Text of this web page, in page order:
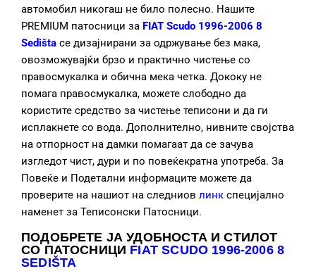
автомобил никогаш не било полесно. Нашите
PREMIUM патосници за FIAT Scudo 1996-2006 8
Sedišta се дизајнирани за одржување без мака,
овозможувајќи брзо и практично чистење со
правосмукалка и обична мека четка. Дококу не
помага правосмукалка, можете слободно да
користите средство за чистење теписони и да ги
исплакнете со вода. Дополнително, нивните својства
на отпорност на дамки помагаат да се зачува
изгледот чист, дури и по повеќекратна употреба. За
Повеќе и Подетални информаците можете да
проверите на нашиот на следниов линк специјално
наменет за Теписонски Патосници.
ПОДОБРЕТЕ ЈА УДОБНОСТА И СТИЛОТ
СО ПАТОСНИЦИ FIAT SCUDO 1996-2006 8
SEDIŠTA